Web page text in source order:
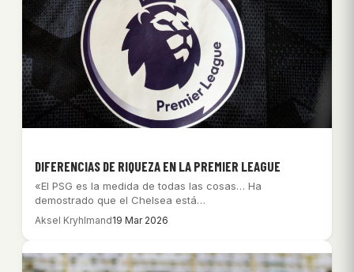
DIFERENCIAS DE RIQUEZA EN LA PREMIER LEAGUE
«El PSG es la medida de todas las cosas… Ha
demostrado que el Chelsea está…
Aksel Kryhlmand19 Mar 2026